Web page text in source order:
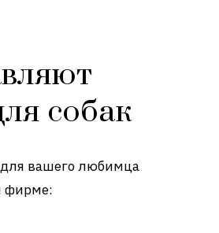
собак
вашего любимца
фирме: